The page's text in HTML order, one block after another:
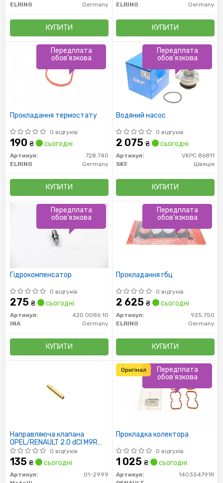
ELRING
Germany
КУПИТИ
ELRING
Germany
КУПИТИ
Прокладання термостату
0 відгуків
190 ₴ сьогодні
Артикул:
728.740
ELRING
Germany
КУПИТИ
Передплата
обов'язкова
Водяний насос
0 відгуків
2 075 ₴ сьогодні
Артикул:
VKPC 86811
SKF
Швеція
КУПИТИ
Передплата
обов'язкова
Гідрокомпенсатор
0 відгуків
275 ₴ сьогодні
Артикул:
420 0086 10
INA
Germany
КУПИТИ
Передплата
обов'язкова
Прокладання гбц
0 відгуків
2 625 ₴ сьогодні
Артикул:
925.750
ELRING
Germany
КУПИТИ
Передплата
обов'язкова
Направляюча клапана
OPEL/RENAULT 2.0 dCI M9R
06- (вир-во Metelli)
0 відгуків
135 ₴ сьогодні
Артикул:
01-2999
Прокладка колектора
0 відгуків
1 025 ₴ сьогодні
Артикул:
140354791R
Передплата
обов'язкова
Оригінал